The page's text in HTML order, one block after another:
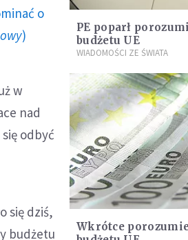
o
)
w
nad
odbyć
się dziś,
budżetu
PE poparł
budżetu UE
WIADOMOŚCI ZE ŚWIATA
Wkrótce